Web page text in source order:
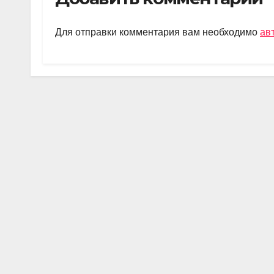
gr
a
s
A
p
o
kl
ss
а
в
ть
Для отправки комментария вам необходимо